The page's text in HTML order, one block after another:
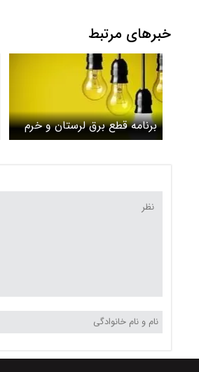
خبرهای مرتبط
برنامه قطع برق لرستان و خرم
آباد امروز پنج‌شنبه ۱ خرداد